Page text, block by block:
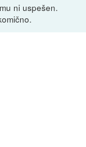
ni uspešen.